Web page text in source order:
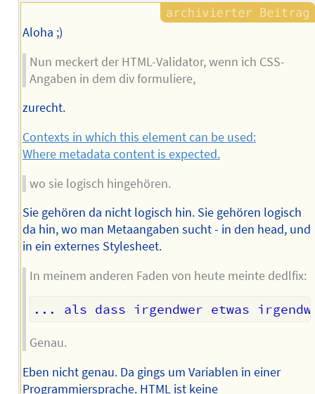
Aloha ;)
Nun meckert der HTML-Validator, wenn ich CSS-
Angaben in dem div formuliere,
zurecht.
Contexts in which this element can be used:
Where metadata content is expected.
wo sie logisch hingehören.
Sie gehören da nicht logisch hin. Sie gehören logisch
da hin, wo man Metaangaben sucht - in den head, und
in ein externes Stylesheet.
In meinem anderen Faden von heute meinte dedlfix:
Genau.
Eben nicht genau. Da gings um Variablen in einer
Programmiersprache. HTML ist keine